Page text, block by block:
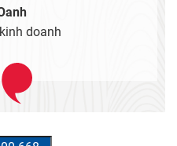
Kỹ thuật công trình